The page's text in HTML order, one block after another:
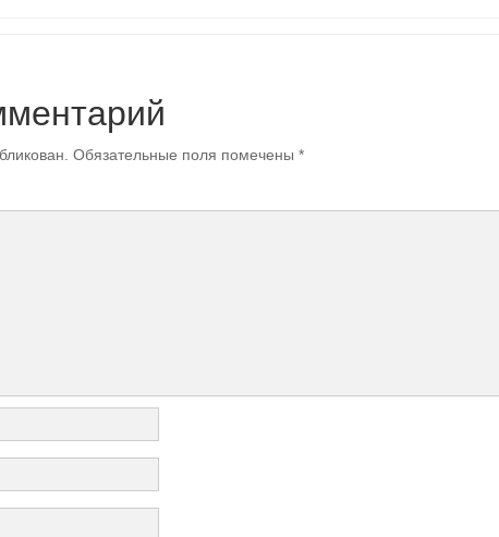
Обязательные поля помечены *